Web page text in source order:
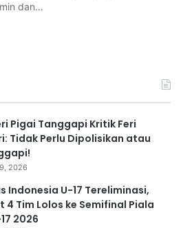
dan…
Pigai Tanggapi Kritik Feri
Tidak Perlu Dipolisikan atau
2026
Indonesia U-17 Tereliminasi,
4 Tim Lolos ke Semifinal Piala
2026